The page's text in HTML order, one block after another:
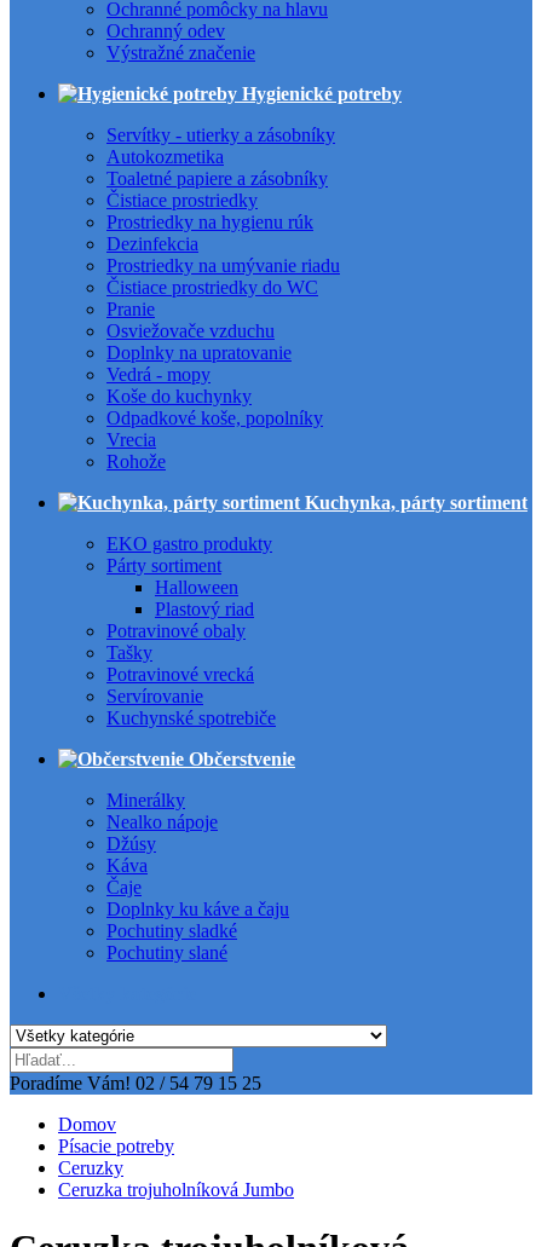
Ochranné pomôcky na hlavu
Ochranný odev
Výstražné značenie
Hygienické potreby
Servítky - utierky a zásobníky
Autokozmetika
Toaletné papiere a zásobníky
Čistiace prostriedky
Prostriedky na hygienu rúk
Dezinfekcia
Prostriedky na umývanie riadu
Čistiace prostriedky do WC
Pranie
Osviežovače vzduchu
Doplnky na upratovanie
Vedrá - mopy
Koše do kuchynky
Odpadkové koše, popolníky
Vrecia
Rohože
Kuchynka, párty sortiment
EKO gastro produkty
Párty sortiment
Halloween
Plastový riad
Potravinové obaly
Tašky
Potravinové vrecká
Servírovanie
Kuchynské spotrebiče
Občerstvenie
Minerálky
Nealko nápoje
Džúsy
Káva
Čaje
Doplnky ku káve a čaju
Pochutiny sladké
Pochutiny slané
Poradíme Vám! 02 / 54 79 15 25
Domov
Písacie potreby
Ceruzky
Ceruzka trojuholníková Jumbo